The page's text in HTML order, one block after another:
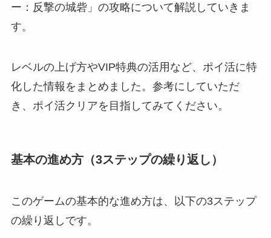
ー：反撃の城砦」の攻略について解説していきま
す。
レベルの上げ方やVIP特典の活用など、ポイ活に特
化した情報をまとめました。参考にしていただ
き、ポイ活クリアを目指してみてください。
基本の進め方（3ステップの繰り返し）
このゲームの基本的な進め方は、以下の3ステップ
の繰り返しです。